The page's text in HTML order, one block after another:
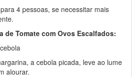
4 pessoas, se necessitar mais
de Tomate com Ovos Escalfados:
a cebola picada, leve ao lume
alourar.